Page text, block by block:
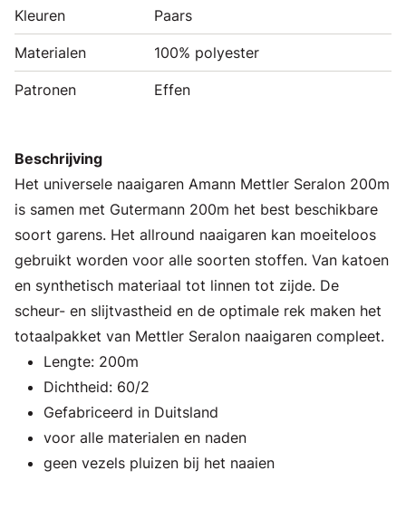
Kleuren Paars
Materialen 100% polyester
Patronen Effen
Beschrijving
Het universele naaigaren Amann Mettler Seralon 200m
is samen met Gutermann 200m het best beschikbare
soort garens. Het allround naaigaren kan moeiteloos
gebruikt worden voor alle soorten stoffen. Van katoen
en synthetisch materiaal tot linnen tot zijde. De
scheur- en slijtvastheid en de optimale rek maken het
totaalpakket van Mettler Seralon naaigaren compleet.
Lengte: 200m
Dichtheid: 60/2
Gefabriceerd in Duitsland
voor alle materialen en naden
geen vezels pluizen bij het naaien